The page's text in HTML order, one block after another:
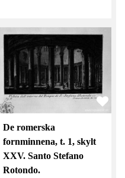
De romerska
fornminnena, t. 1, skylt
XXV. Santo Stefano
Rotondo.